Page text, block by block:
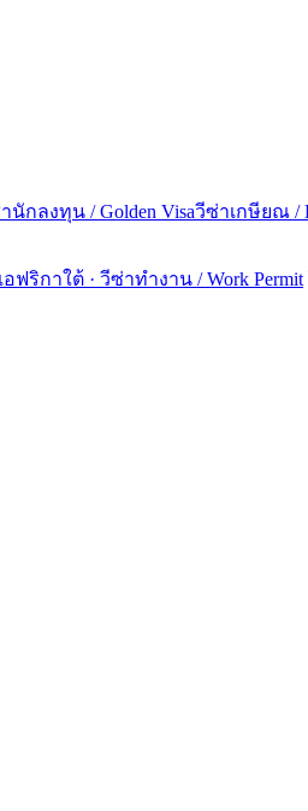
นักลงทุน / Golden Visaวีซ่าเกษียณ /
อฟริกาใต้ · วีซ่าทำงาน / Work Permit